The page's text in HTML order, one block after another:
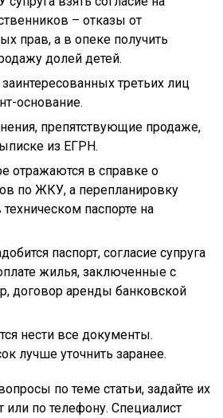
– отказы от
прав, а в опеке получить
долей детей.
третьих лиц
основание.
препятствующие продаже,
из ЕГРН.
отражаются в справке о
по ЖКУ, а перепланировку
паспорте на
паспорт, согласие супруга
жилья, заключенные с
договор аренды банковской
нести все документы.
лучше уточнить заранее.
по теме статьи, задайте их
по телефону. Специалист